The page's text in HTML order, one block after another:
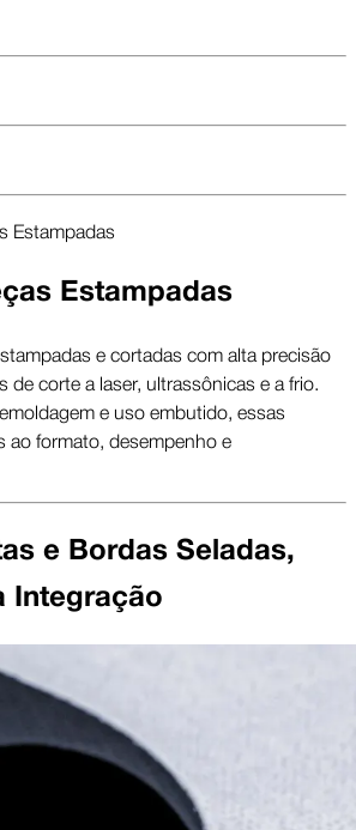
Estampadas
Estampadas
e cortadas com alta precisão
de corte a laser, ultrassônicas e a frio.
e uso embutido, essas
ao formato, desempenho e
e Bordas Seladas,
Integração